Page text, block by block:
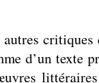
critiques
d’un texte
littéraires